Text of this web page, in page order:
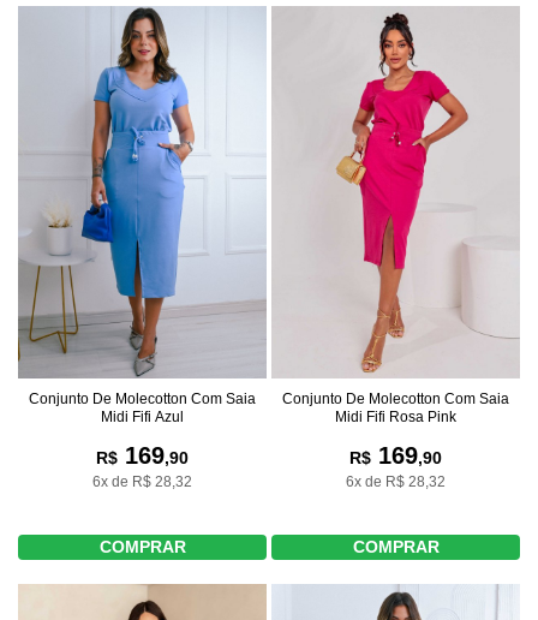
Conjunto De Molecotton Com Saia
Midi Fifi Azul
R$ 169,90
6x de R$ 28,32
COMPRAR
Conjunto De Molecotton Com Saia
Midi Fifi Rosa Pink
R$ 169,90
6x de R$ 28,32
COMPRAR